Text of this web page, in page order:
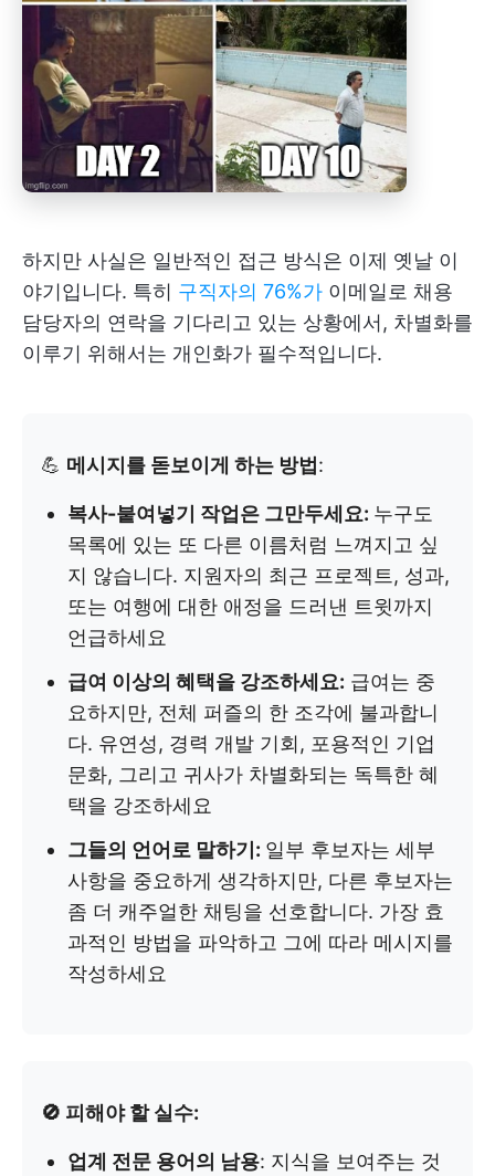
하지만 사실은 일반적인 접근 방식은 이제 옛날 이
야기입니다. 특히 구직자의 76%가 이메일로 채용
담당자의 연락을 기다리고 있는 상황에서, 차별화를
이루기 위해서는 개인화가 필수적입니다.
💪 메시지를 돋보이게 하는 방법 :
복사-붙여넣기 작업은 그만두세요: 누구도
목록에 있는 또 다른 이름처럼 느껴지고 싶
지 않습니다. 지원자의 최근 프로젝트, 성과,
또는 여행에 대한 애정을 드러낸 트윗까지
언급하세요
급여 이상의 혜택을 강조하세요: 급여는 중
요하지만, 전체 퍼즐의 한 조각에 불과합니
다. 유연성, 경력 개발 기회, 포용적인 기업
문화, 그리고 귀사가 차별화되는 독특한 혜
택을 강조하세요
그들의 언어로 말하기: 일부 후보자는 세부
사항을 중요하게 생각하지만, 다른 후보자는
좀 더 캐주얼한 채팅을 선호합니다. 가장 효
과적인 방법을 파악하고 그에 따라 메시지를
작성하세요
🚫 피해야 할 실수:
업계 전문 용어의 남용: 지식을 보여주는 것